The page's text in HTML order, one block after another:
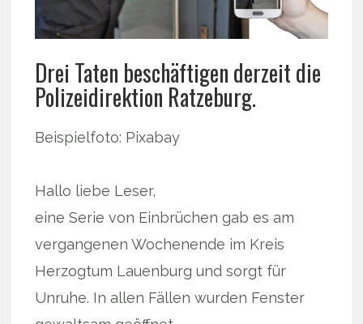
Drei Taten beschäftigen derzeit die
Polizeidirektion Ratzeburg.
Beispielfoto: Pixabay
Hallo liebe Leser,
eine Serie von Einbrüchen gab es am
vergangenen Wochenende im Kreis
Herzogtum Lauenburg und sorgt für
Unruhe. In allen Fällen wurden Fenster